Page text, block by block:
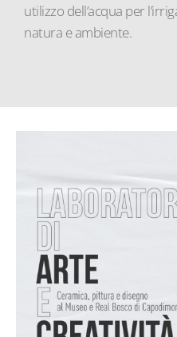
utilizzo dell’acqua per
natura e ambiente.